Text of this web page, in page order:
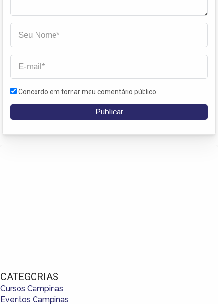
Concordo em tornar meu comentário público
CATEGORIAS
Cursos Campinas
Eventos Campinas